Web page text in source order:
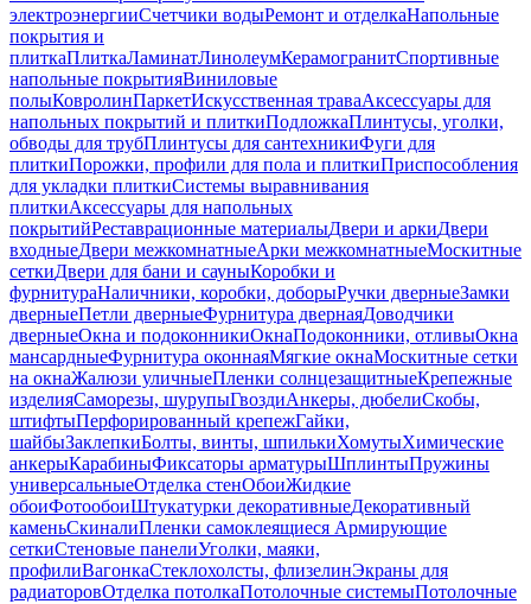
электроэнергииСчетчики водыРемонт и отделкаНапольные
покрытия и
плиткаПлиткаЛаминатЛинолеумКерамогранитСпортивные
напольные покрытияВиниловые
полыКовролинПаркетИскусственная траваАксессуары для
напольных покрытий и плиткиПодложкаПлинтусы, уголки,
обводы для трубПлинтусы для сантехникиФуги для
плиткиПорожки, профили для пола и плиткиПриспособления
для укладки плиткиСистемы выравнивания
плиткиАксессуары для напольных
покрытийРеставрационные материалыДвери и аркиДвери
входныеДвери межкомнатныеАрки межкомнатныеМоскитные
сеткиДвери для бани и сауныКоробки и
фурнитураНаличники, коробки, доборыРучки дверныеЗамки
дверныеПетли дверныеФурнитура двернаяДоводчики
дверныеОкна и подоконникиОкнаПодоконники, отливыОкна
мансардныеФурнитура оконнаяМягкие окнаМоскитные сетки
на окнаЖалюзи уличныеПленки солнцезащитныеКрепежные
изделияСаморезы, шурупыГвоздиАнкеры, дюбелиСкобы,
штифтыПерфорированный крепежГайки,
шайбыЗаклепкиБолты, винты, шпилькиХомутыХимические
анкерыКарабиныФиксаторы арматурыШплинтыПружины
универсальныеОтделка стенОбоиЖидкие
обоиФотообоиШтукатурки декоративныеДекоративный
каменьСкиналиПленки самоклеящиеся Армирующие
сеткиСтеновые панелиУголки, маяки,
профилиВагонкаСтеклохолсты, флизелинЭкраны для
радиаторовОтделка потолкаПотолочные системыПотолочные